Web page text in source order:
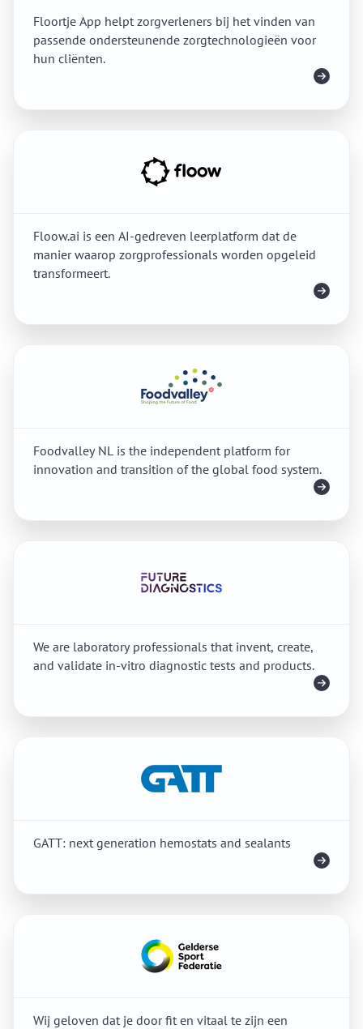
Floortje App helpt zorgverleners bij het vinden van
passende ondersteunende zorgtechnologieën voor
hun cliënten.
Floow.ai is een AI-gedreven leerplatform dat de
manier waarop zorgprofessionals worden opgeleid
transformeert.
Foodvalley NL is the independent platform for
innovation and transition of the global food system.
We are laboratory professionals that invent, create,
and validate in-vitro diagnostic tests and products.
GATT: next generation hemostats and sealants
Wij geloven dat je door fit en vitaal te zijn een